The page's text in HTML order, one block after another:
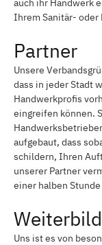
Ihrem Sanitär- oder
Partner
Unsere
dass in jeder Stadt
Handwerkprofis
eingreifen können.
aufgebaut, dass
schildern, Ihren
unserer Partner
einer halben
Uns ist es von